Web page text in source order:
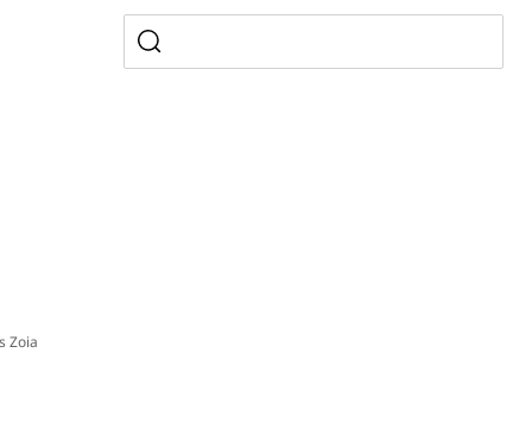
Zoia
Pflege HF oder Studium Pflege FH
Ausbildung, akademische Ausbildung,